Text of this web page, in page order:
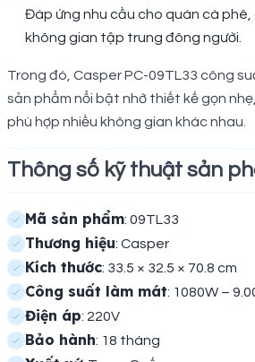
Đáp ứng nhu cầu cho quán cà
không gian tập trung đông người.
Trong đó, Casper PC-09TL33 công
sản phẩm nổi bật nhờ thiết kế gọn
phù hợp nhiều không gian khác nhau.
Thông số kỹ thuật sản
Mã sản phẩm: 09TL33
Thương hiệu: Casper
Kích thước: 33.5 × 32.5 × 70.8 cm
Công suất làm mát: 1080W –
Điện áp: 220V
Bảo hành: 18 tháng